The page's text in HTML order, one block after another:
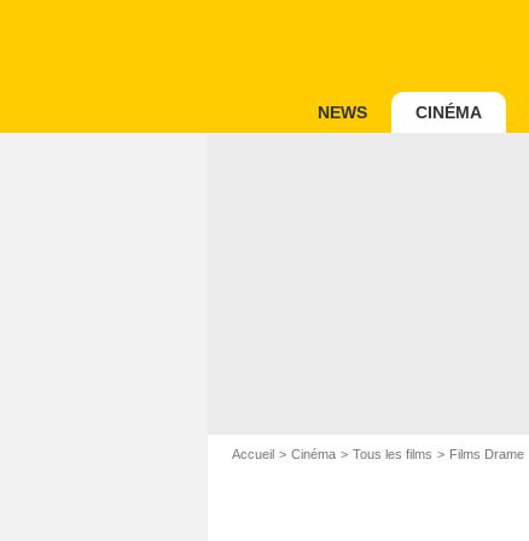
NEWS CINÉMA
Accueil Cinéma Tous les films Films Drame